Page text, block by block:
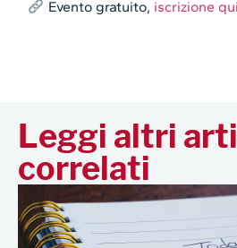
Evento gratuito, iscrizione qui
Leggi altri
correlati